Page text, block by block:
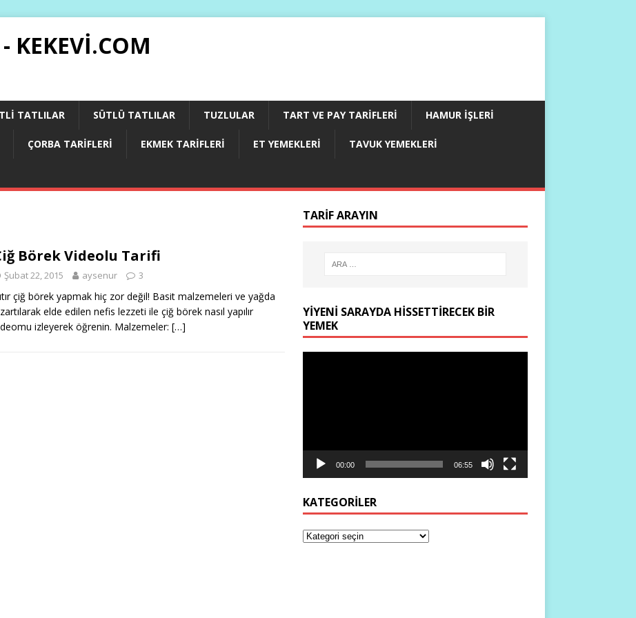
KEKEVI.COM
TATLILAR SÜTLÜ TATLILAR TUZLULAR TART VE PAY TARIFLERI HAMUR İŞLERI
ÇORBA TARIFLERI EKMEK TARIFLERI ET YEMEKLERI TAVUK YEMEKLERI
Börek Videolu Tarifi
Şubat 22, 2015 aysenur 3
çiğ börek yapmak hiç zor değil! Basit malzemeleri ve yağda
elde edilen nefis lezzeti ile çiğ börek nasıl yapılır
izleyerek öğrenin. Malzemeler: […]
TARIF ARAYIN
YIYENI SARAYDA HISSETTIRECEK BIR
YEMEK
00:00 06:55
KATEGORILER